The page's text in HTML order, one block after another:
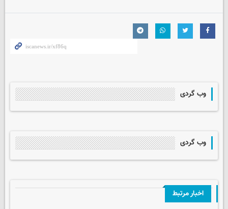
وب گردی
وب گردی
اخبار مرتبط